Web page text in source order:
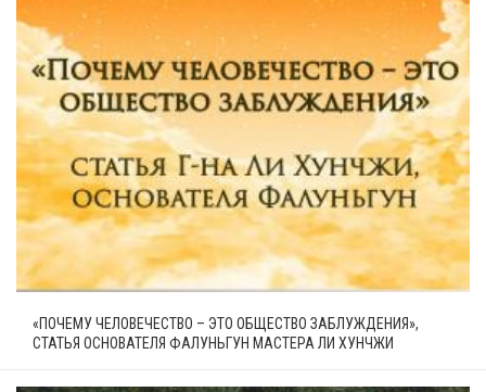
«ПОЧЕМУ ЧЕЛОВЕЧЕСТВО – ЭТО ОБЩЕСТВО ЗАБЛУЖДЕНИЯ»,
СТАТЬЯ ОСНОВАТЕЛЯ ФАЛУНЬГУН МАСТЕРА ЛИ ХУНЧЖИ